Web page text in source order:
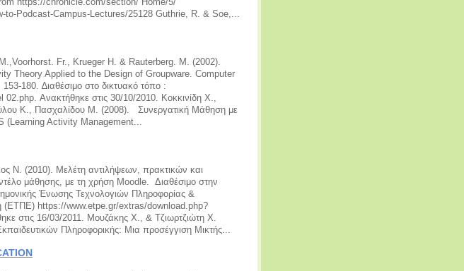
Podcast-Campus-Lectures/25128 Guthrie, R. & Soe,...
Fr., Krueger H. & Rauterberg. M. (2002).
Theory Applied to the Design of Groupware. Computer
180. ∆ιαθέσιμο στο δικτυακό τόπο :
Ανακτήθηκε στις 30/10/2010. Κοκκινίδη Χ.,
Κ., Πασχαλίδου Μ. (2008). Συνεργατική Μάθηση με
(Learning Activity Management...
Ν. (2010). Μελέτη αντιλήψεων, πρακτικών και
μάθησης, με τη χρήση Moodle. Διαθέσιμο στην
Ένωσης Τεχνολογιών Πληροφορίας &
(ΕΤΠΕ) https://www.etpe.gr/extras/download.php?
στις 16/03/2011. Μουζάκης Χ., & Τζιωρτζιώτη Χ.
Πληροφορικής: Μια προσέγγιση Μικτής...